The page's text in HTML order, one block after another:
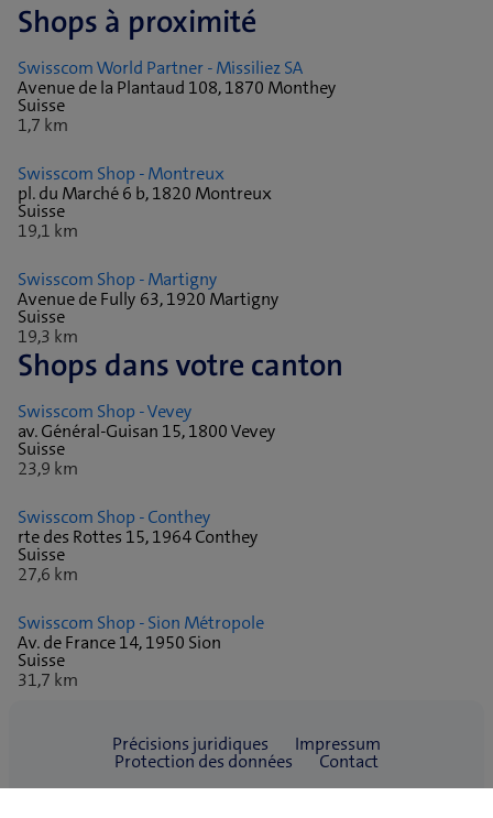
Shops à proximité
Swisscom World Partner - Missiliez SA
Avenue de la Plantaud 108, 1870 Monthey
Suisse
1,7 km
Swisscom Shop - Montreux
pl. du Marché 6 b, 1820 Montreux
Suisse
19,1 km
Swisscom Shop - Martigny
Avenue de Fully 63, 1920 Martigny
Suisse
19,3 km
Shops dans votre canton
Swisscom Shop - Vevey
av. Général-Guisan 15, 1800 Vevey
Suisse
23,9 km
Swisscom Shop - Conthey
rte des Rottes 15, 1964 Conthey
Suisse
27,6 km
Swisscom Shop - Sion Métropole
Av. de France 14, 1950 Sion
Suisse
31,7 km